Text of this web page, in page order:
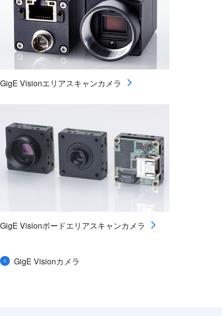
GigE Visionエリアスキャンカメラ
GigE Visionボードエリアスキャンカメラ
GigE Visionカメラ